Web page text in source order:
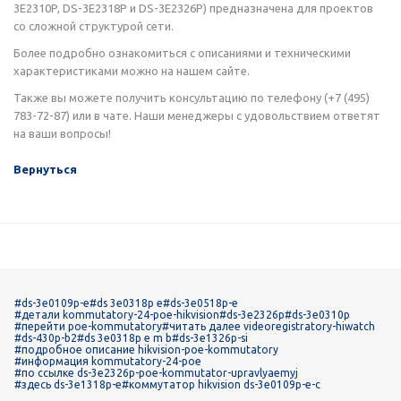
3E2310P, DS-3E2318P и DS-3E2326P) предназначена для проектов
со сложной структурой сети.
Более подробно ознакомиться с описаниями и техническими
характеристиками можно на нашем сайте.
Также вы можете получить консультацию по телефону (+7 (495)
783-72-87) или в чате. Наши менеджеры с удовольствием ответят
на ваши вопросы!
Вернуться
#ds-3e0109p-e#ds 3e0318p e#ds-3e0518p-e
#детали kommutatory-24-poe-hikvision#ds-3e2326p#ds-3e0310p
#перейти poe-kommutatory#читать далее videoregistratory-hiwatch
#ds-430p-b2#ds 3e0318p e m b#ds-3e1326p-si
#подробное описание hikvision-poe-kommutatory
#информация kommutatory-24-poe
#по ссылке ds-3e2326p-poe-kommutator-upravlyaemyj
#здесь ds-3e1318p-e#коммутатор hikvision ds-3e0109p-e-c